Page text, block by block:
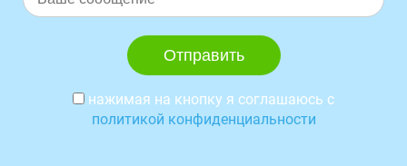
нажимая на кнопку я соглашаюсь с
политикой конфиденциальности